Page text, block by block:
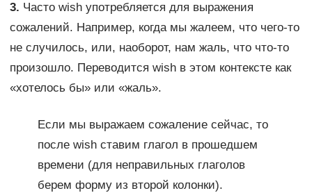
3. Часто wish употребляется для выражения
сожалений. Например, когда мы жалеем, что чего-то
не случилось, или, наоборот, нам жаль, что что-то
произошло. Переводится wish в этом контексте как
«хотелось бы» или «жаль».
Если мы выражаем сожаление сейчас, то
после wish ставим глагол в прошедшем
времени (для неправильных глаголов
берем форму из второй колонки).